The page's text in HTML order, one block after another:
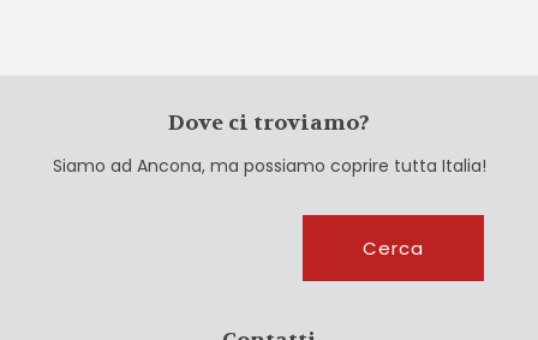
Dove ci troviamo?
Siamo ad Ancona, ma possiamo coprire tutta Italia!
Cerca